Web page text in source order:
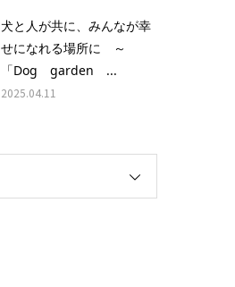
犬と人が共に、みんなが幸
せになれる場所に ～
「Dog garden ...
2025.04.11